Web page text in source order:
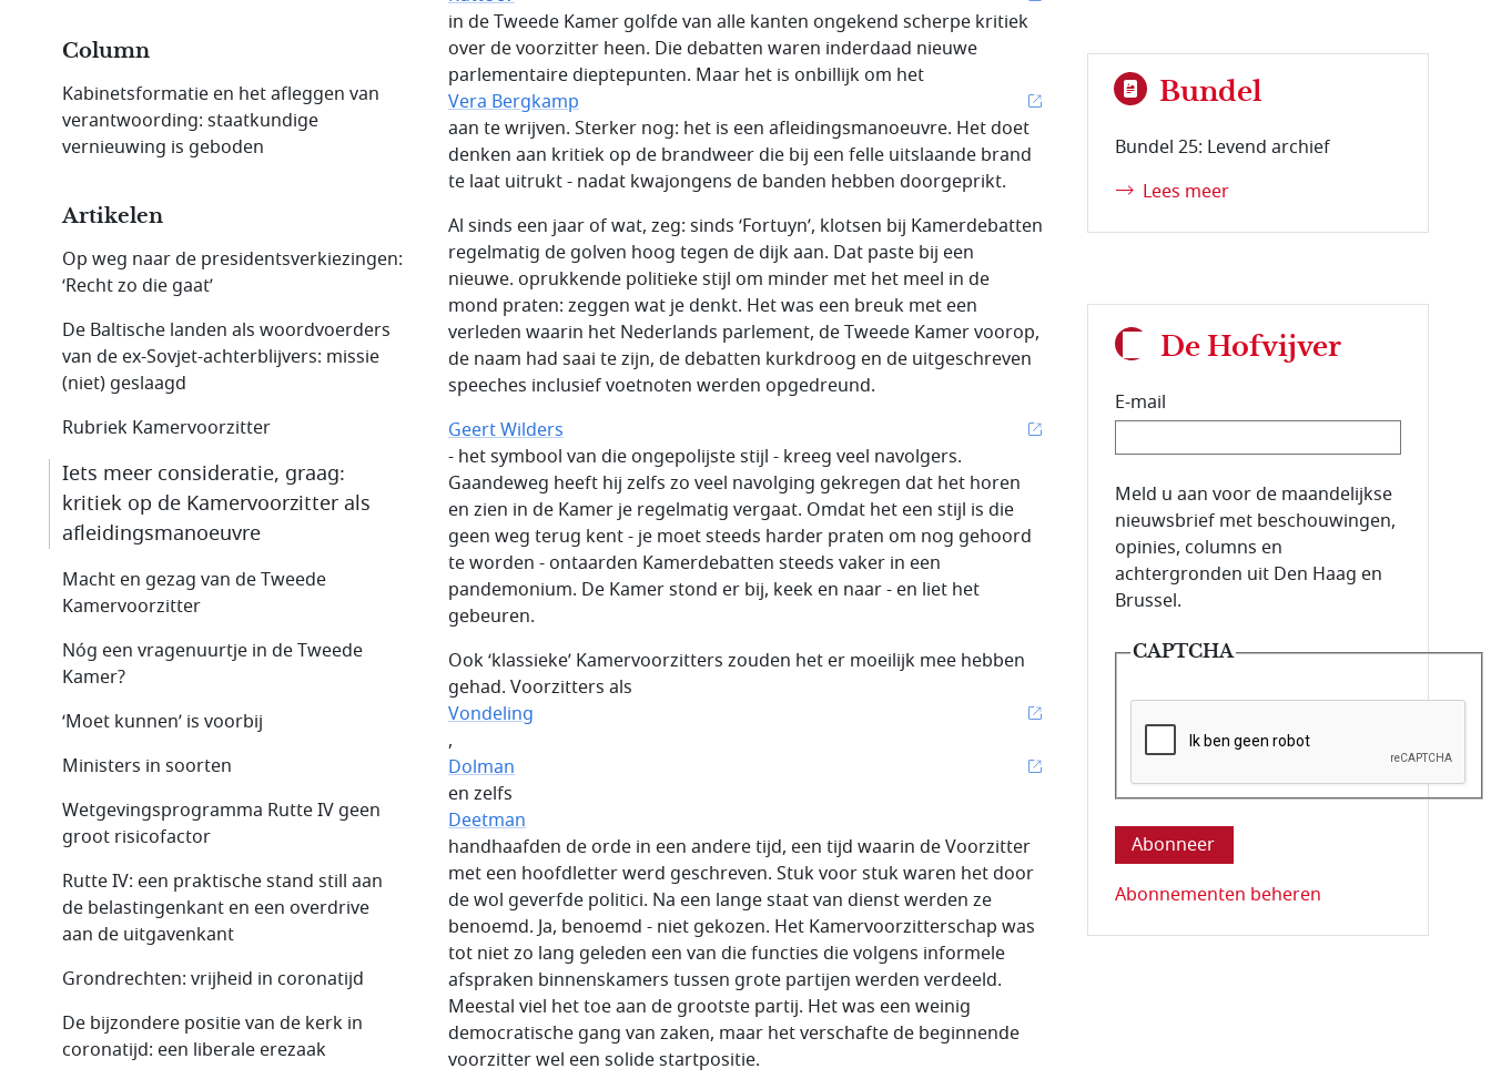
in de Tweede Kamer golfde van alle kanten ongekend scherpe kritiek
over de voorzitter heen. Die debatten waren inderdaad nieuwe
parlementaire dieptepunten. Maar het is onbillijk om het
Vera Bergkamp
aan te wrijven. Sterker nog: het is een afleidingsmanoeuvre. Het doet
denken aan kritiek op de brandweer die bij een felle uitslaande brand
te laat uitrukt - nadat kwajongens de banden hebben doorgeprikt.
Al sinds een jaar of wat, zeg: sinds ‘Fortuyn’, klotsen bij Kamerdebatten
regelmatig de golven hoog tegen de dijk aan. Dat paste bij een
nieuwe. oprukkende politieke stijl om minder met het meel in de
mond praten: zeggen wat je denkt. Het was een breuk met een
verleden waarin het Nederlands parlement, de Tweede Kamer voorop,
de naam had saai te zijn, de debatten kurkdroog en de uitgeschreven
speeches inclusief voetnoten werden opgedreund.
Geert Wilders
- het symbool van die ongepolijste stijl - kreeg veel navolgers.
Gaandeweg heeft hij zelfs zo veel navolging gekregen dat het horen
en zien in de Kamer je regelmatig vergaat. Omdat het een stijl is die
geen weg terug kent - je moet steeds harder praten om nog gehoord
te worden - ontaarden Kamerdebatten steeds vaker in een
pandemonium. De Kamer stond er bij, keek en naar - en liet het
gebeuren.
Ook ‘klassieke’ Kamervoorzitters zouden het er moeilijk mee hebben
gehad. Voorzitters als
Vondeling
,
Dolman
en zelfs
Deetman
handhaafden de orde in een andere tijd, een tijd waarin de Voorzitter
met een hoofdletter werd geschreven. Stuk voor stuk waren het door
de wol geverfde politici. Na een lange staat van dienst werden ze
benoemd. Ja, benoemd - niet gekozen. Het Kamervoorzitterschap was
tot niet zo lang geleden een van die functies die volgens informele
afspraken binnenskamers tussen grote partijen werden verdeeld.
Meestal viel het toe aan de grootste partij. Het was een weinig
democratische gang van zaken, maar het verschafte de beginnende
voorzitter wel een solide startpositie.
Column
Kabinetsformatie en het afleggen van
verantwoording: staatkundige
vernieuwing is geboden
Artikelen
Op weg naar de presidents­verkiezingen:
‘Recht zo die gaat’
De Baltische landen als woordvoerders
van de ex-Sovjet-achterblijvers: missie
(niet) geslaagd
Rubriek Kamervoorzitter
Iets meer consideratie, graag:
kritiek op de Kamervoorzitter als
afleidingsmanoeuvre
Macht en gezag van de Tweede
Kamervoorzitter
Nóg een vragenuurtje in de Tweede
Kamer?
‘Moet kunnen’ is voorbij
Ministers in soorten
Wetgevingsprogramma Rutte IV geen
groot risicofactor
Rutte IV: een praktische stand still aan
de belastingenkant en een overdrive
aan de uitgavenkant
Grondrechten: vrijheid in coronatijd
De bijzondere positie van de kerk in
coronatijd: een liberale erezaak
Bundel
Bundel 25: Levend archief
Lees meer
De Hofvijver
E-mail
E-mailadres van de abonnee.
Meld u aan voor de maandelijkse
nieuwsbrief met beschouwingen,
opinies, columns en
achtergronden uit Den Haag en
Brussel.
CAPTCHA
Deze vraag is om te controleren dat u
Abonnementen beheren